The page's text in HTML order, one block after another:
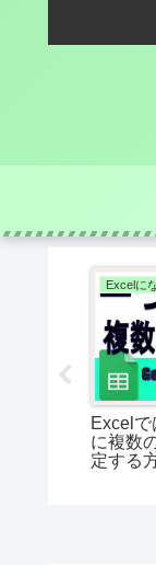
Excelに
Excel
に複数
定する